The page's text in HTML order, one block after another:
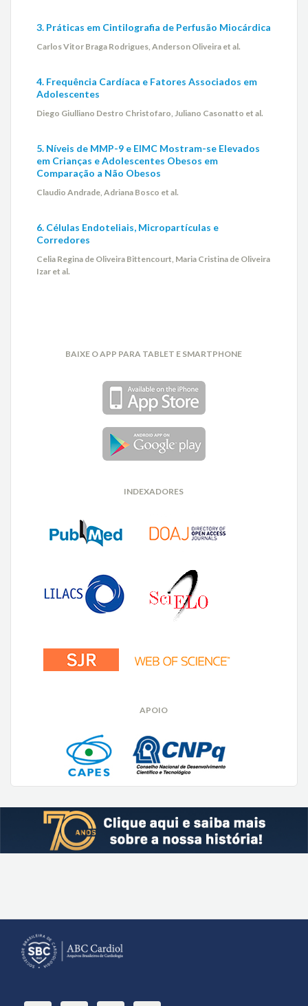
3. Práticas em Cintilografia de Perfusão Miocárdica
Carlos Vitor Braga Rodrigues, Anderson Oliveira et al.
4. Frequência Cardíaca e Fatores Associados em
Adolescentes
Diego Giulliano Destro Christofaro, Juliano Casonatto et al.
5. Níveis de MMP-9 e EIMC Mostram-se Elevados
em Crianças e Adolescentes Obesos em
Comparação a Não Obesos
Claudio Andrade, Adriana Bosco et al.
6. Células Endoteliais, Micropartículas e
Corredores
Celia Regina de Oliveira Bittencourt, Maria Cristina de Oliveira
Izar et al.
BAIXE O APP PARA TABLET E SMARTPHONE
INDEXADORES
APOIO